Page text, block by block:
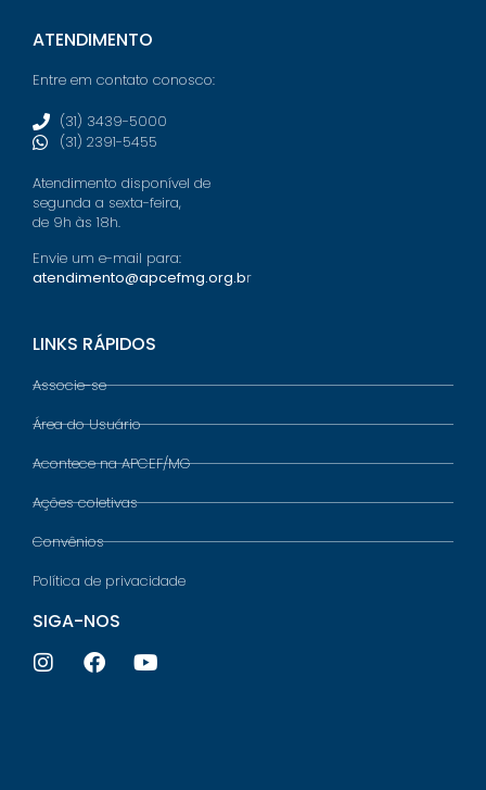
ATENDIMENTO
Entre em contato conosco:
(31) 3439-5000
(31) 2391-5455
Atendimento disponível de
segunda a sexta-feira,
de 9h às 18h.
Envie um e-mail para:
atendimento@apcefmg.org.br
LINKS RÁPIDOS
Associe-se
Área do Usuário
Acontece na APCEF/MG
Ações coletivas
Convênios
Política de privacidade
SIGA-NOS